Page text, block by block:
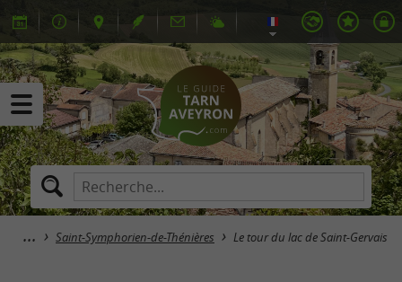
Saint-Symphorien-de-Thénières Le tour du lac de Saint-Gervais